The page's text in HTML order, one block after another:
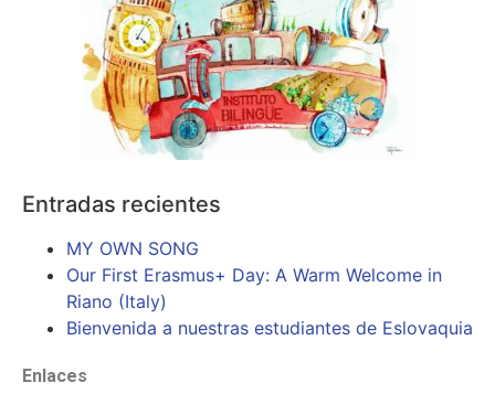
Entradas recientes
MY OWN SONG
Our First Erasmus+ Day: A Warm Welcome in
Riano (Italy)
Bienvenida a nuestras estudiantes de Eslovaquia
Enlaces